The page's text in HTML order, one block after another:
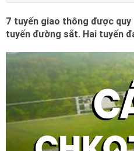
7 tuyến giao thông được
tuyến đường sắt. Hai tuyến